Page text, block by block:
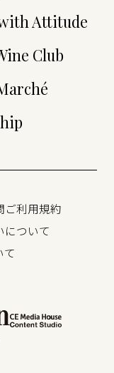
Attitude
Club
ご利用規約
について
て